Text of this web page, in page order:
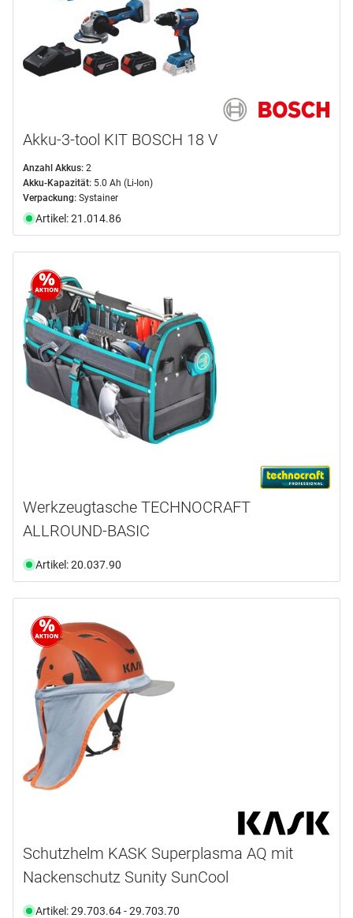
Akku-3-tool KIT BOSCH 18 V
Anzahl Akkus: 2
Akku-Kapazität: 5.0 Ah (Li-Ion)
Verpackung: Systainer
Artikel: 21.014.86
Werkzeugtasche TECHNOCRAFT
ALLROUND-BASIC
Artikel: 20.037.90
Schutzhelm KASK Superplasma AQ mit
Nackenschutz Sunity SunCool
Artikel: 29.703.64 - 29.703.70